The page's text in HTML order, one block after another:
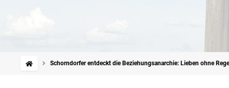
Schorndorfer entdeckt die Beziehungsanarchie: Lieben ohne